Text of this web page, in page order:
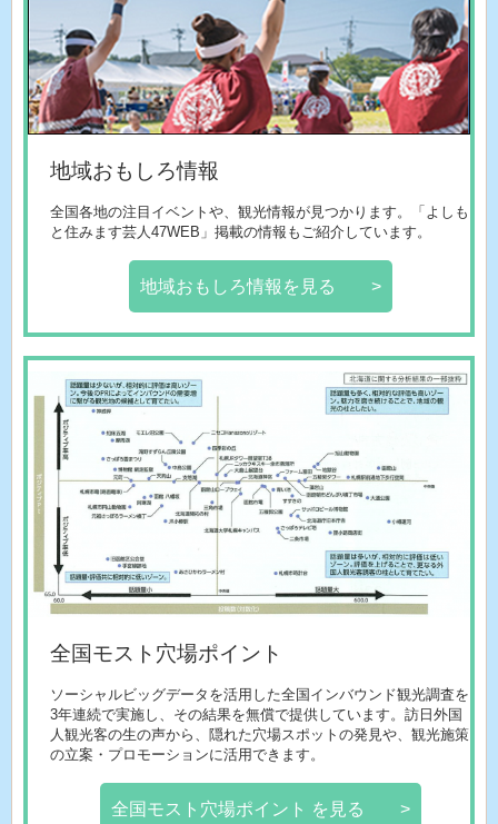
地域おもしろ情報
全国各地の注目イベントや、観光情報が見つかります。「よしも
と住みます芸人47WEB」掲載の情報もご紹介しています。
地域おもしろ情報を見る >
全国モスト穴場ポイント
ソーシャルビッグデータを活用した全国インバウンド観光調査を
3年連続で実施し、その結果を無償で提供しています。訪日外国
人観光客の生の声から、隠れた穴場スポットの発見や、観光施策
の立案・プロモーションに活用できます。
全国モスト穴場ポイント を見る >